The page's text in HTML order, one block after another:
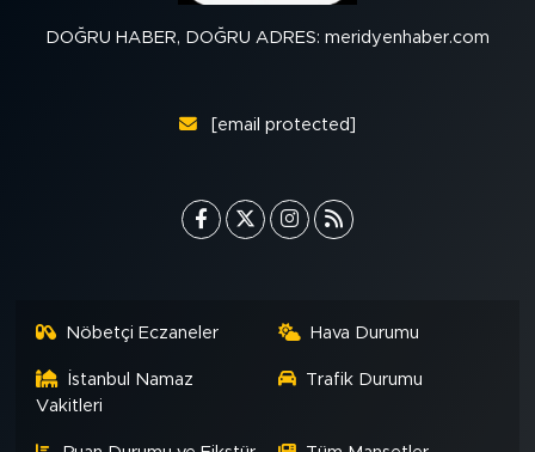
DOĞRU HABER, DOĞRU ADRES: meridyenhaber.com
[email protected]
Nöbetçi Eczaneler Hava Durumu
İstanbul Namaz
Vakitleri
Trafik Durumu